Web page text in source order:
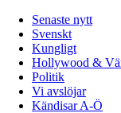
Senaste nytt
Svenskt
Kungligt
Hollywood &
Politik
Vi avslöjar
Kändisar A-Ö